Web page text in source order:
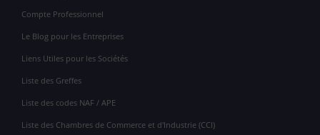
Compte Professionnel
Le Blog pour les Entreprises
Liens Utiles pour les Sociétés
Liste des Greffes
Liste des codes NAF / APE
Liste des Chambres de Commerce et d'Industrie (CCI)